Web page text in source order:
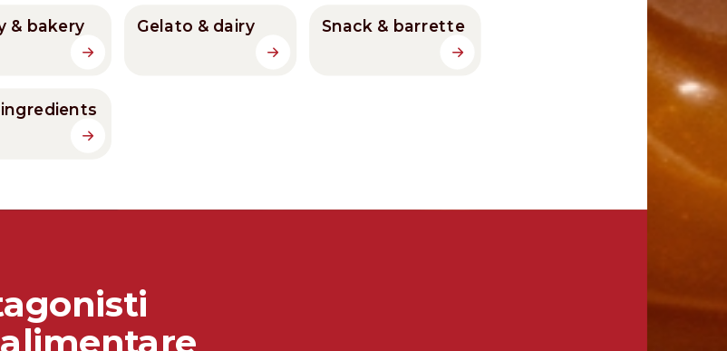
& bakery Gelato & dairy Snack & barrette